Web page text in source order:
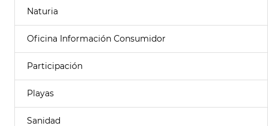
Naturia
Oficina Información Consumidor
Participación
Playas
Sanidad